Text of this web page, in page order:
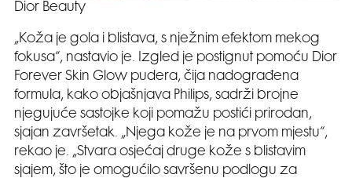
Dior Beauty
„Koža je gola i blistava, s nježnim efektom mekog
fokusa“, nastavio je. Izgled je postignut pomoću Dior
Forever Skin Glow pudera, čija nadograđena
formula, kako objašnjava Philips, sadrži brojne
njegujuće sastojke koji pomažu postići prirodan,
sjajan završetak. „Njega kože je na prvom mjestu“,
rekao je. „Stvara osjećaj druge kože s blistavim
sjajem, što je omogućilo savršenu podlogu za